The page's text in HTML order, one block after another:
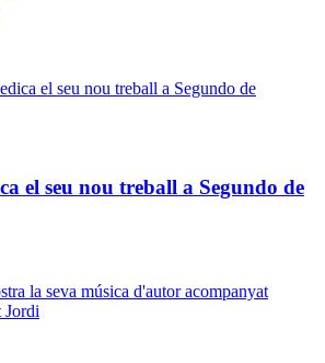
el seu nou treball a Segundo de